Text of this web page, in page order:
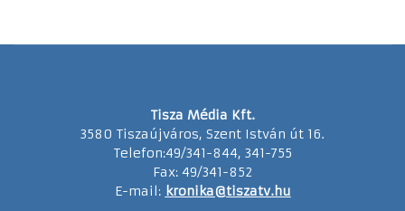
Tisza Média Kft.
3580 Tiszaújváros, Szent István út 16.
Telefon:49/341-844, 341-755
Fax: 49/341-852
E-mail: kronika@tiszatv.hu